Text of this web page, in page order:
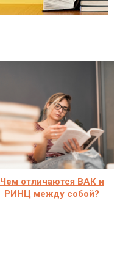
Чем отличаются ВАК и
РИНЦ между собой?